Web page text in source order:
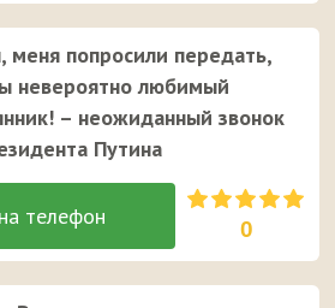
меня попросили передать,
невероятно любимый
– неожиданный звонок
Путина
0